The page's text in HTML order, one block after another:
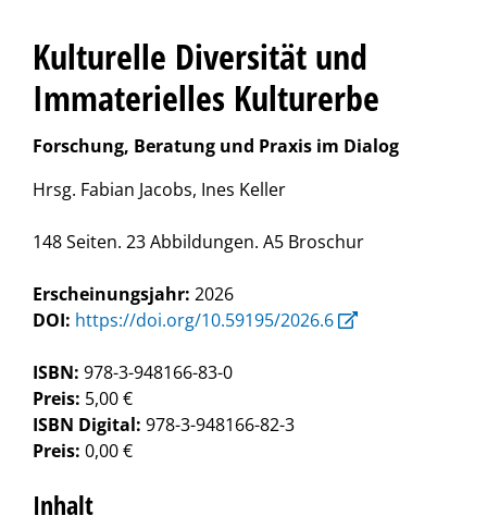
Kulturelle Diversität und
Immaterielles Kulturerbe
Forschung, Beratung und Praxis im Dialog
Hrsg. Fabian Jacobs, Ines Keller
148 Seiten. 23 Abbildungen. A5 Broschur
Erscheinungsjahr: 2026
DOI: https://doi.org/10.59195/2026.6
ISBN: 978-3-948166-83-0
Preis: 5,00 €
ISBN Digital: 978-3-948166-82-3
Preis: 0,00 €
Inhalt